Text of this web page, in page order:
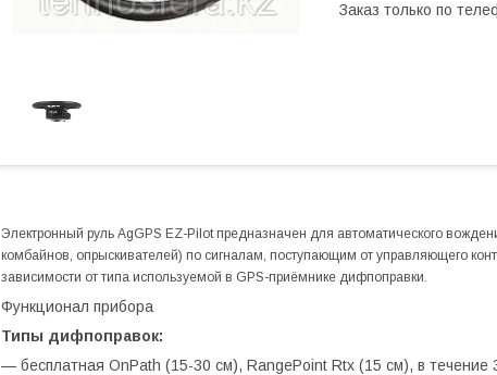
Заказ только по
Электронный руль AgGPS EZ-Pilot предназначен для автоматического
комбайнов, опрыскивателей) по сигналам, поступающим от управляющего
зависимости от типа используемой в GPS-приёмнике дифпоправки.
Функционал прибора
Типы дифпоправок:
— бесплатная OnPath (15-30 см), RangePoint Rtx (15 cм), в течение